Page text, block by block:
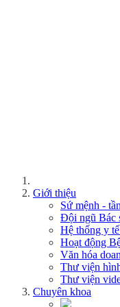
Giới thiệu
Sứ mệnh -
Đội ngũ Bác
Hệ thống y
Hoạt động
Văn hóa
Thư viện
Thư viện
Chuyên khoa